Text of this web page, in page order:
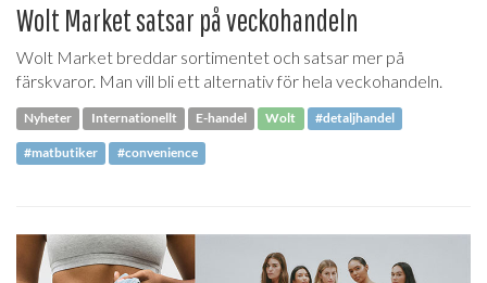
Wolt Market satsar på veckohandeln
Wolt Market breddar sortimentet och satsar mer på
färskvaror. Man vill bli ett alternativ för hela veckohandeln.
Nyheter Internationellt E-handel Wolt #detaljhandel
#matbutiker #convenience